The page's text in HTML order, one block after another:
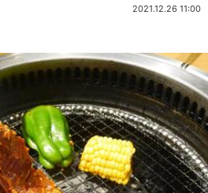
2021.12.26 11:00